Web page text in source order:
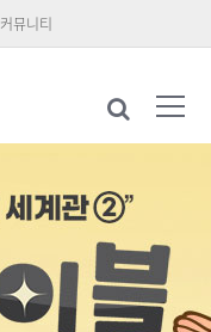
커뮤니티